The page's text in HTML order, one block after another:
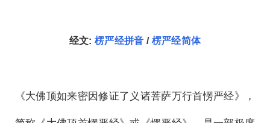
经文:楞严经拼音 / 楞严经简体
《大佛顶如来密因修证了义诸菩萨万行首愣严经》，